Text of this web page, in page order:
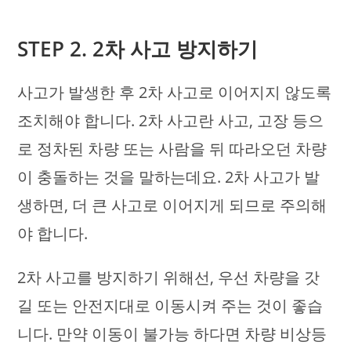
STEP 2. 2차 사고 방지하기
사고가 발생한 후 2차 사고로 이어지지 않도록
조치해야 합니다. 2차 사고란 사고, 고장 등으
로 정차된 차량 또는 사람을 뒤 따라오던 차량
이 충돌하는 것을 말하는데요. 2차 사고가 발
생하면, 더 큰 사고로 이어지게 되므로 주의해
야 합니다.
2차 사고를 방지하기 위해선, 우선 차량을 갓
길 또는 안전지대로 이동시켜 주는 것이 좋습
니다. 만약 이동이 불가능 하다면 차량 비상등